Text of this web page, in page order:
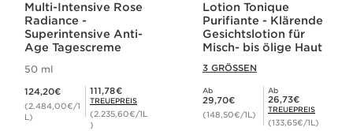
Multi-Intensive Rose
Radiance -
Superintensive Anti-
Age Tagescreme
50 ml
124,20€
(2.484,00€/1
L)
Mitgliederpreis 111,78€
111,78€
TREUEPREIS
(2.235,60€/1L
)
Lotion Tonique
Purifiante - Klärende
Gesichtslotion für
Misch- bis ölige Haut
3 GRÖSSEN
Ab
Aktueller Preis 29,70€
29,70€
(148,50€/1L)
Ab
Mitgliederpreis 26,73€
26,73€
TREUEPREIS
(133,65€/1L)